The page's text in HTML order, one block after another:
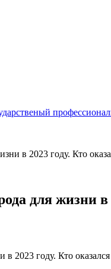
в 2023 году. Кто
для жизни в